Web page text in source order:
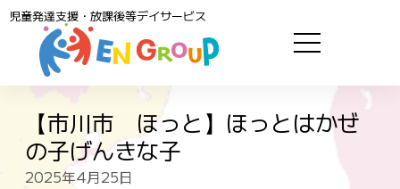
児童発達支援・放課後等デイサービス
【市川市 ほっと】ほっとはかぜ
の子げんきな子
2025年4月25日